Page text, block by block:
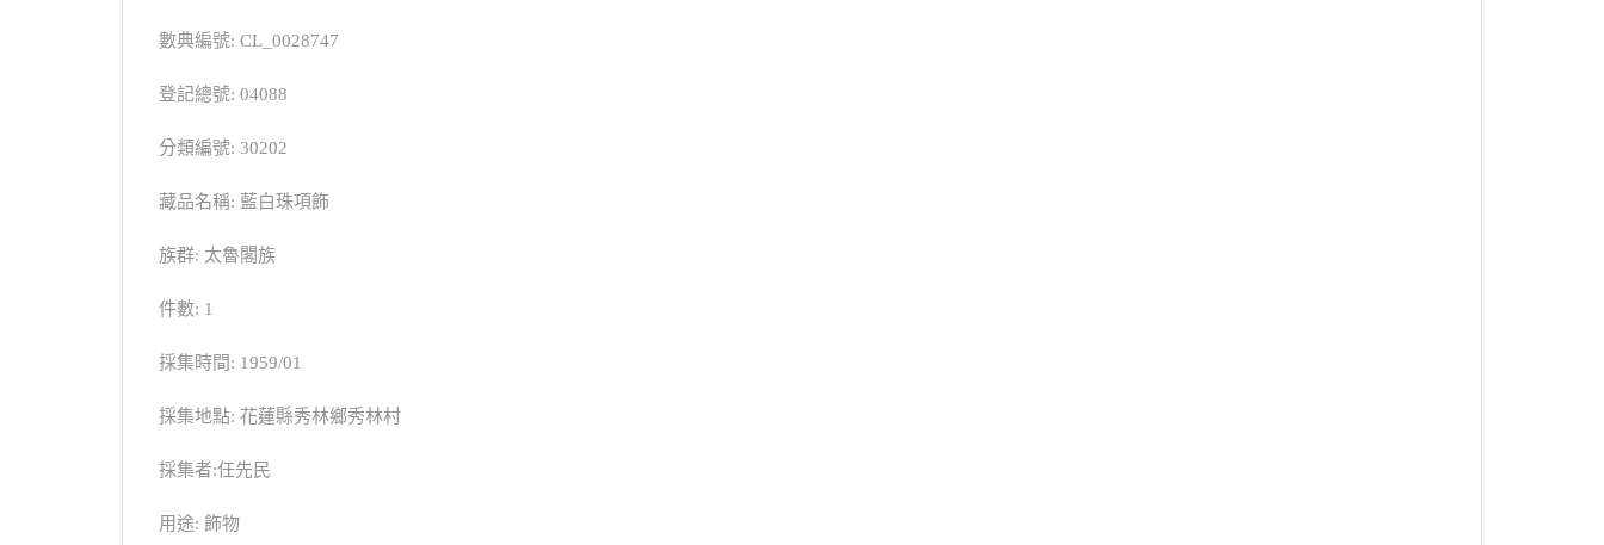
數典編號: CL_0028747
登記總號: 04088
分類編號: 30202
藏品名稱: 藍白珠項飾
族群: 太魯閣族
件數: 1
採集時間: 1959/01
採集地點: 花蓮縣秀林鄉秀林村
採集者:任先民
用途: 飾物